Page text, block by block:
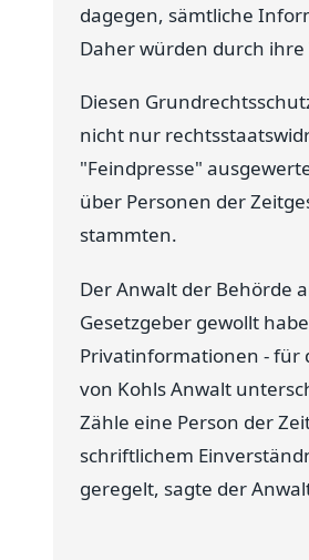
dagegen, sämtliche
Daher würden durch
Diesen
nicht nur
"Feindpresse"
über Personen der
stammten.
Der Anwalt der Behörde
Gesetzgeber gewollt
Privatinformationen - für
von Kohls Anwalt
Zähle eine Person der
schriftlichem
geregelt, sagte der